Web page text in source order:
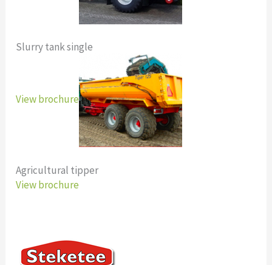
Slurry tank single
View brochure
Agricultural tipper
View brochure